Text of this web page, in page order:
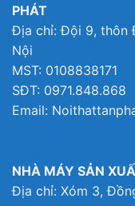
PHÁT
Địa chỉ: Đội 9, thôn
Nội
MST: 0108838171
SĐT: 0971.848.868
Email:
NHÀ MÁY SẢN
Địa chỉ: Xóm 3,